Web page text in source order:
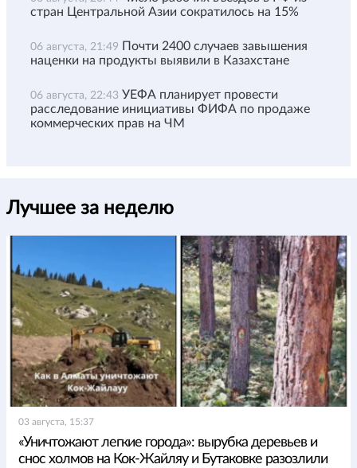
стран Центральной Азии сократилось на 15%
06 августа, 21:49 Почти 2400 случаев завышения
наценки на продукты выявили в Казахстане
06 августа, 22:43 УЕФА планирует провести
расследование инициативы ФИФА по продаже
коммерческих прав на ЧМ
Лучшее за неделю
03 августа, 15:37
«Уничтожают легкие города»: вырубка деревьев и
снос холмов на Кок-Жайляу и Бутаковке разозлили